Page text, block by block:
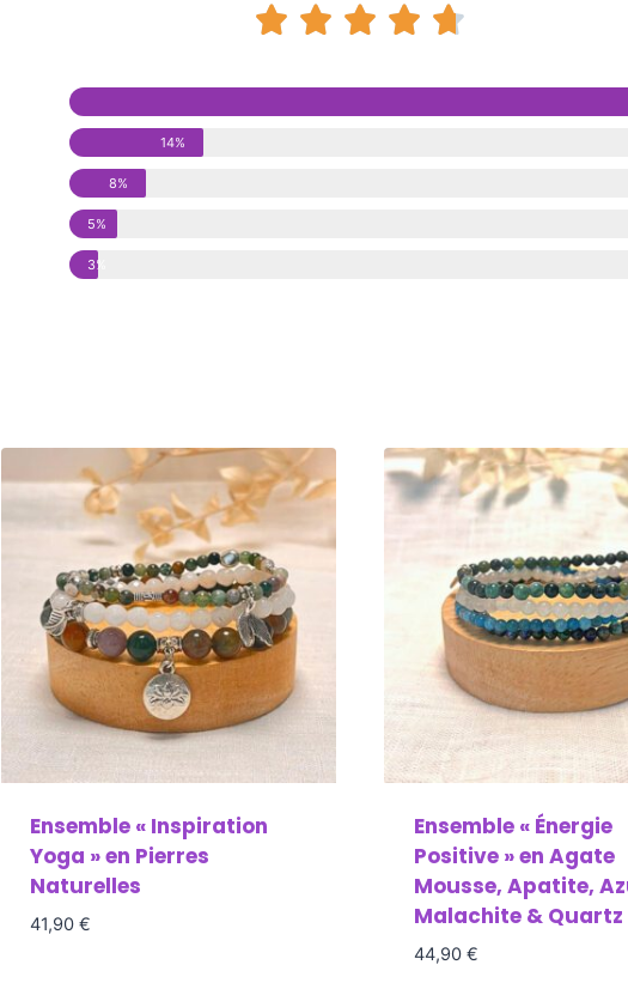
    
14%
8%
5%
3%
Ensemble « Inspiration
Yoga » en Pierres
Naturelles
41,90 €
Ensemble « Énergie
Positive » en Agate
Mousse, Apatite,
Malachite & Quartz
44,90 €